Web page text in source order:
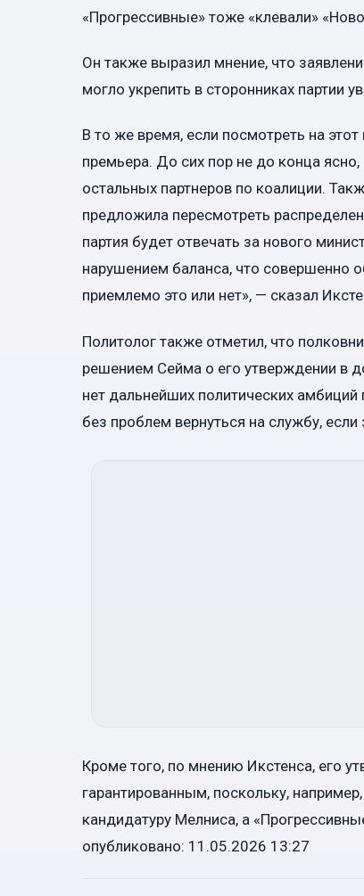
«Прогрессивные» тоже «клевали»
Он также выразил мнение, что
могло укрепить в сторонниках партии
В то же время, если посмотреть на
премьера. До сих пор не до конца
остальных партнеров по коалиции.
предложила пересмотреть
партия будет отвечать за нового
нарушением баланса, что совершенно
приемлемо это или нет», — сказал
Политолог также отметил, что
решением Сейма о его утверждении в
нет дальнейших политических
без проблем вернуться на службу, если
Кроме того, по мнению Икстенса, его
гарантированным, поскольку,
кандидатуру Мелниса, а
опубликовано: 11.05.2026 13:27